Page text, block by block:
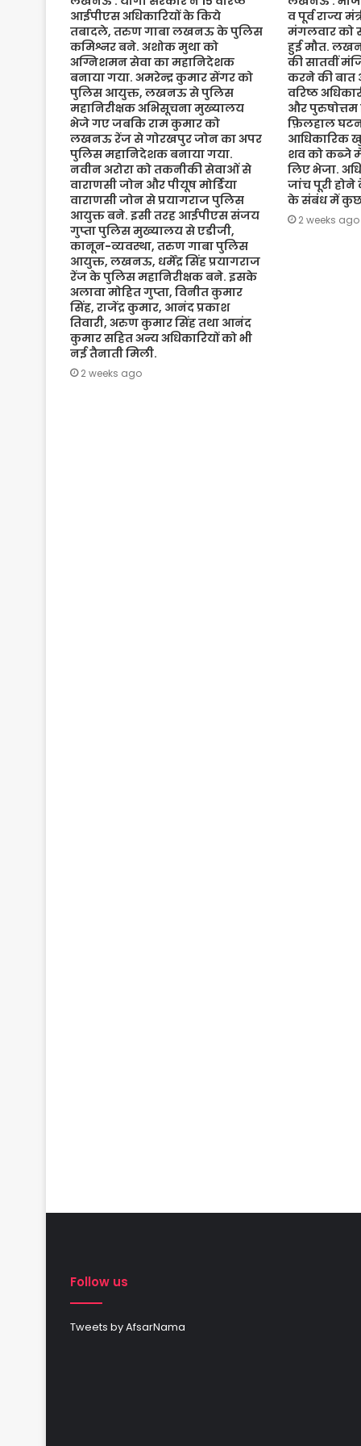
आईपीएस अधिकारियों के किये
तबादले, तरुण गाबा लखनऊ के पुलिस
कमिश्नर बने. अशोक मुथा को
अग्निशमन सेवा का महानिदेशक
बनाया गया. अमरेन्द्र कुमार सेंगर को
पुलिस आयुक्त, लखनऊ से पुलिस
महानिरीक्षक अभिसूचना मुख्यालय
भेजे गए जबकि राम कुमार को
लखनऊ रेंज से गोरखपुर जोन का अपर
पुलिस महानिदेशक बनाया गया.
नवीन अरोरा को तकनीकी सेवाओं से
वाराणसी जोन और पीयूष मोर्डिया
वाराणसी जोन से प्रयागराज पुलिस
आयुक्त बने. इसी तरह आईपीएस संजय
गुप्ता पुलिस मुख्यालय से एडीजी,
कानून-व्यवस्था, तरुण गाबा पुलिस
आयुक्त, लखनऊ, धर्मेंद्र सिंह प्रयागराज
रेंज के पुलिस महानिरीक्षक बने. इसके
अलावा मोहित गुप्ता, विनीत कुमार
सिंह, राजेंद्र कुमार, आनंद प्रकाश
तिवारी, अरुण कुमार सिंह तथा आनंद
कुमार सहित अन्य अधिकारियों को भी
नई तैनाती मिली.
2 weeks ago
व पूर्व राज्य
मंगलवार को
हुई मौत.
की सातवीं
करने की
वरिष्ठ
और
फ़िलहाल
आधिकारिक
शव को कब्जे
लिए भेजा.
जांच पूरी होने
के संबंध में कुछ
2 weeks ago
Follow us
Tweets by AfsarNama